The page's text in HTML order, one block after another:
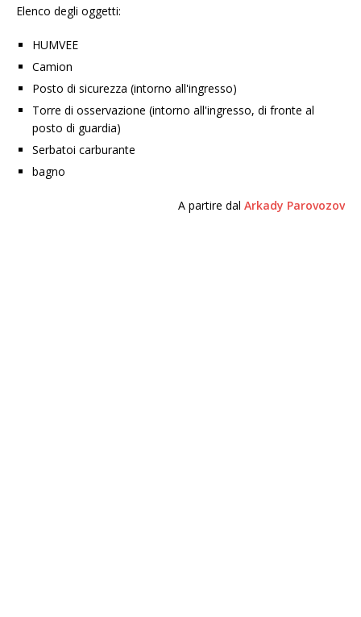
Elenco degli oggetti:
HUMVEE
Camion
Posto di sicurezza (intorno all'ingresso)
Torre di osservazione (intorno all'ingresso, di fronte al
posto di guardia)
Serbatoi carburante
bagno
A partire dal Arkady Parovozov